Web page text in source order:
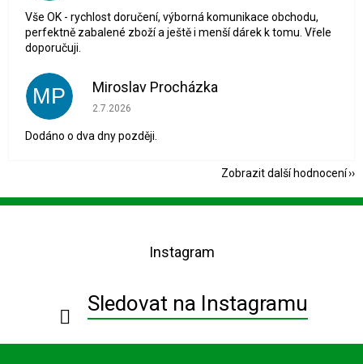
Vše OK - rychlost doručení, výborná komunikace obchodu,
perfektně zabalené zboží a ještě i menší dárek k tomu. Vřele
doporučuji.
MP Miroslav Procházka
Hodnocení obchodu je 1 z 5 hvězdiček.
2.7.2026
Dodáno o dva dny později.
Zobrazit další hodnocení
Z
Instagram
Sledovat na Instagramu